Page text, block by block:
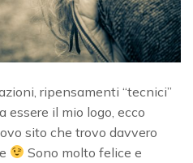
ripensamenti “tecnici”
essere il mio logo, ecco
sito che trovo davvero
Sono molto felice e